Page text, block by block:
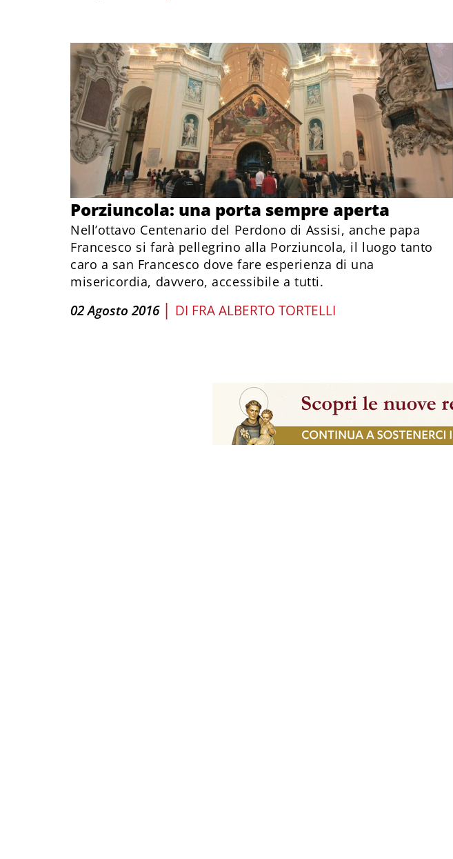
Porziuncola: una porta sempre aperta
Nell’ottavo Centenario del Perdono di Assisi, anche papa
Francesco si farà pellegrino alla Porziuncola, il luogo tanto
caro a san Francesco dove fare esperienza di una
misericordia, davvero, accessibile a tutti.
02 Agosto 2016 | DI FRA ALBERTO TORTELLI